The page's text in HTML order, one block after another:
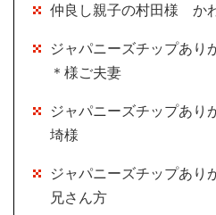
仲良し親子の村田様 か
ジャパニーズチップあり
＊様ご夫妻
ジャパニーズチップあり
埼様
ジャパニーズチップあり
兄さん方